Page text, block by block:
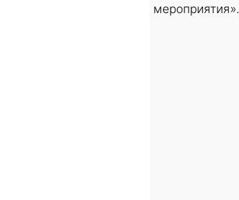
мероприятия».